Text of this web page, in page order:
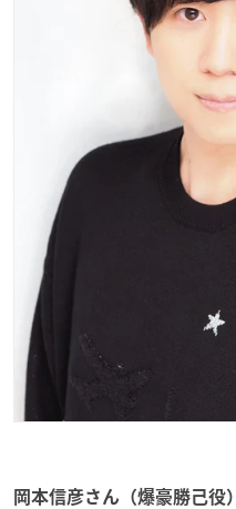
岡本信彦さん（爆豪勝己役）